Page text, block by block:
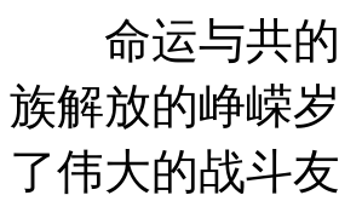
命运与共的
族解放的峥嵘
了伟大的战斗